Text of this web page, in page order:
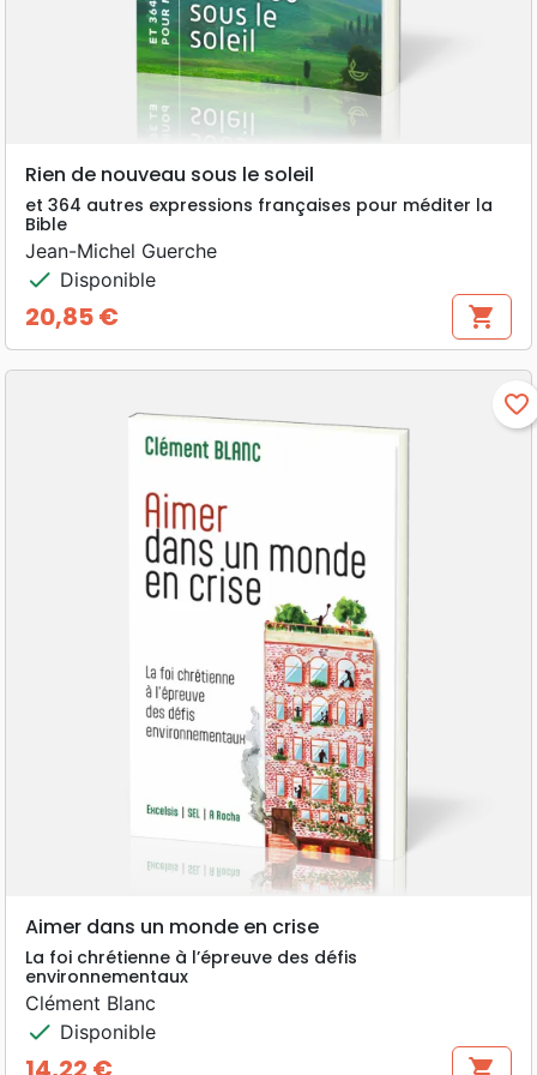
Rien de nouveau sous le soleil
et 364 autres expressions françaises pour méditer la
Bible
Jean-Michel Guerche
check Disponible
Prix
20,85 € shopping_cart
favorite_border
Aimer dans un monde en crise
La foi chrétienne à l’épreuve des défis
environnementaux
Clément Blanc
check Disponible
shopping_cart